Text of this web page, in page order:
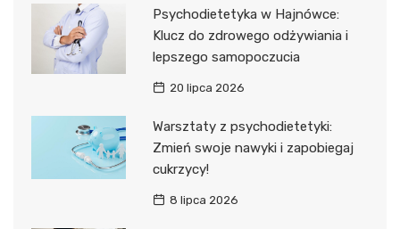
Psychodietetyka w Hajnówce:
Klucz do zdrowego odżywiania i
lepszego samopoczucia
20 lipca 2026
Warsztaty z psychodietetyki:
Zmień swoje nawyki i zapobiegaj
cukrzycy!
8 lipca 2026